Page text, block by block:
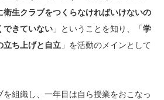
衛生クラブをつくらなければいけないの
できていない 」ということを知り、「学
立ち上げと自立 」を活動のメインとして
を組織し、一年目は自ら授業をおこなっ